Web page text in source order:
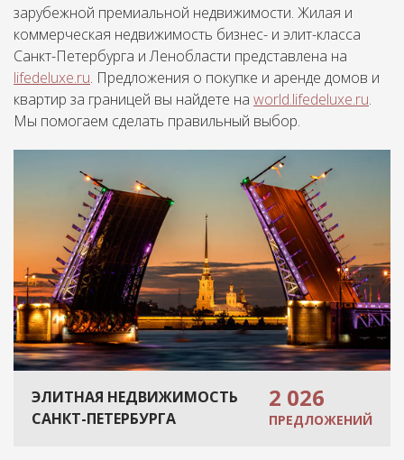
зарубежной премиальной недвижимости. Жилая и
коммерческая недвижимость бизнес- и элит-класса
Санкт-Петербурга и Ленобласти представлена на
lifedeluxe.ru. Предложения о покупке и аренде домов и
квартир за границей вы найдете на world.lifedeluxe.ru.
Мы помогаем сделать правильный выбор.
ЭЛИТНАЯ НЕДВИЖИМОСТЬ
САНКТ-ПЕТЕРБУРГА
2 026
ПРЕДЛОЖЕНИЙ